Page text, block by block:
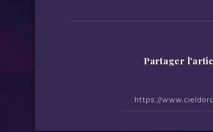
Partager